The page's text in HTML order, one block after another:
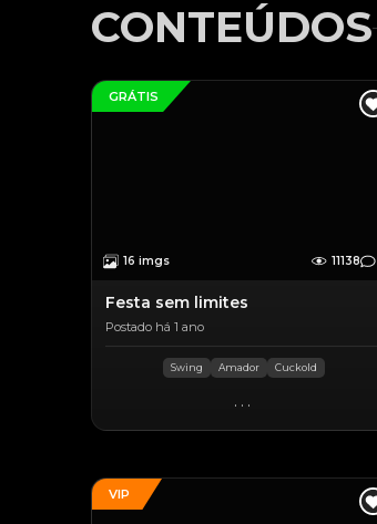
CONTEÚDOS
GRÁTIS
16 imgs 11138
Festa sem limites
Postado há 1 ano
Swing Amador Cuckold
...
VIP